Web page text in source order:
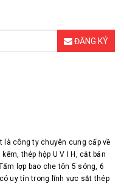
ĐĂNG KÝ
là công ty chuyên cung cấp về
thép hộp U V I H, cắt bản
lợp bao che tôn 5 sóng, 6
uy tín trong lĩnh vực sắt thép